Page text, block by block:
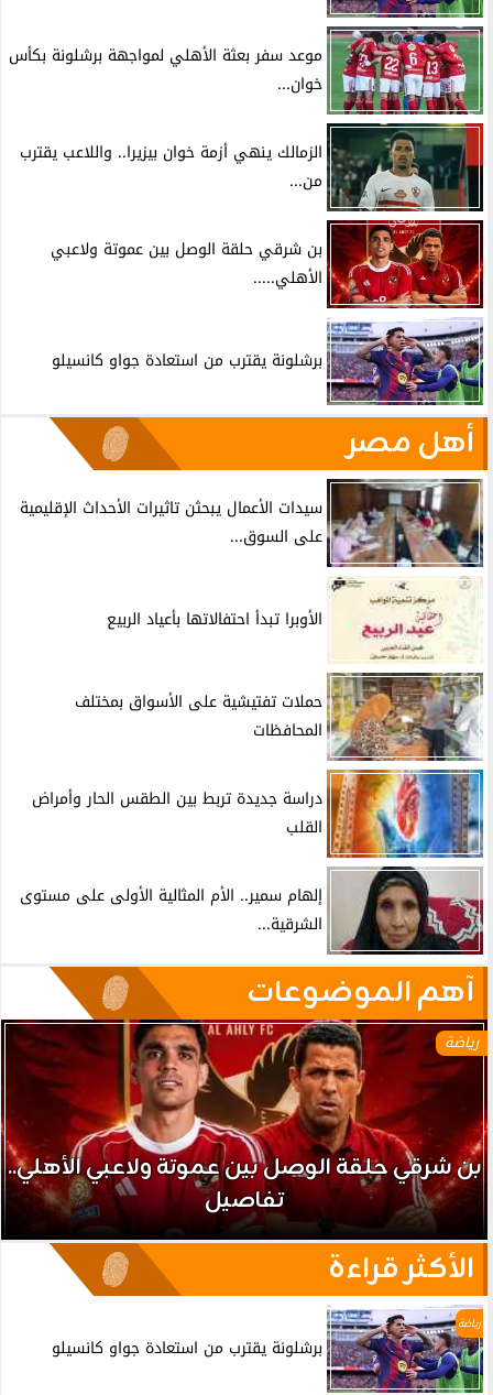
موعد سفر بعثة الأهلي لمواجهة برشلونة بكأس
خوان...
الزمالك ينهي أزمة خوان بيزيرا.. واللاعب يقترب
من...
بن شرقي حلقة الوصل بين عموتة ولاعبي
الأهلي.....
برشلونة يقترب من استعادة جواو كانسيلو
أهل مصر
سيدات الأعمال يبحثن تاثيرات الأحداث الإقليمية
على السوق...
الأوبرا تبدأ احتفالاتها بأعياد الربيع
حملات تفتيشية على الأسواق بمختلف
المحافظات
دراسة جديدة تربط بين الطقس الحار وأمراض
القلب
إلهام سمير.. الأم المثالية الأولى على مستوى
الشرقية...
آهم الموضوعات
رياضة
بن شرقي حلقة الوصل بين عموتة ولاعبي الأهلي..
تفاصيل
الأكثر قراءة
رياضة
برشلونة يقترب من استعادة جواو كانسيلو